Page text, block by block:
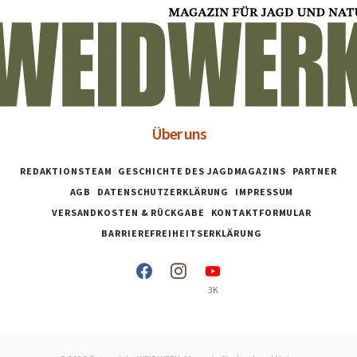
Über uns
REDAKTIONSTEAM GESCHICHTE DES JAGDMAGAZINS
PARTNER
AGB
DATENSCHUTZERKLÄRUNG
IMPRESSUM
VERSANDKOSTEN & RÜCKGABE
KONTAKTFORMULAR
BARRIEREFREIHEITSERKLÄRUNG
3K